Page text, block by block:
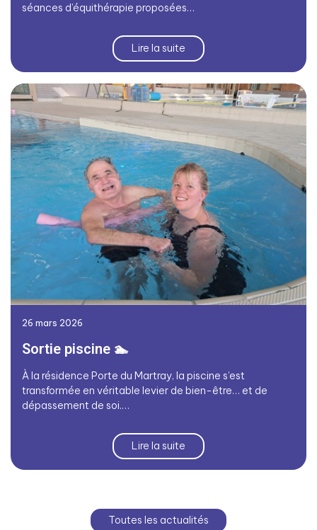
séances d’équithérapie proposées…
Lire la suite
26 mars 2026
Sortie piscine 🏊
À la résidence Porte du Martray, la piscine s’est
transformée en véritable levier de bien-être… et de
dépassement de soi.…
Lire la suite
Toutes les actualités